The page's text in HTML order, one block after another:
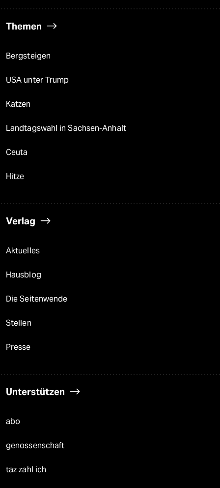
Themen
Bergsteigen
USA unter Trump
Katzen
Landtagswahl in Sachsen-Anhalt
Ceuta
Hitze
Verlag
Aktuelles
Hausblog
Die Seitenwende
Stellen
Presse
Unterstützen
abo
genossenschaft
taz zahl ich